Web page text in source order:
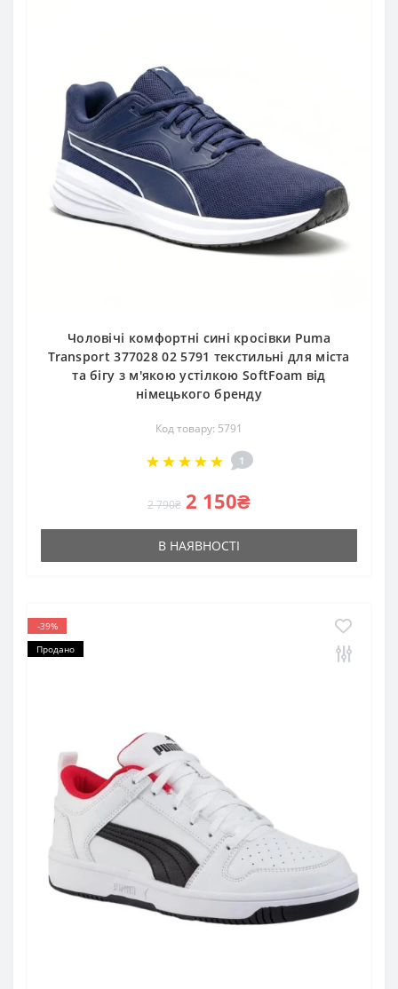
Чоловічі комфортні сині кросівки Puma
Transport 377028 02 5791 текстильні для міста
та бігу з м'якою устілкою SoftFoam від
німецького бренду
Код товару: 5791
1
2 790₴ 2 150₴
В НАЯВНОСТІ
-39%
Продано